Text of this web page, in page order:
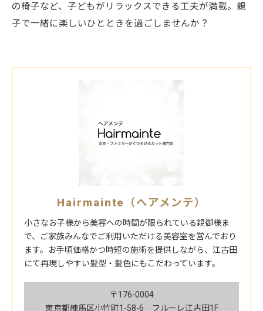
の椅子など、子どもがリラックスできる工夫が満載。親
子で一緒に楽しいひとときを過ごしませんか？
Hairmainte（ヘアメンテ）
小さなお子様から美容への時間が限られている親御様ま
で、ご家族みんなでご利用いただける美容室を営んでおり
ます。お手頃価格かつ時短の施術を提供しながら、江古田
にて再現しやすい髪型・髪色にもこだわっています。
〒176-0004
東京都練馬区小竹町1-58-6 フルーレ江古田1F